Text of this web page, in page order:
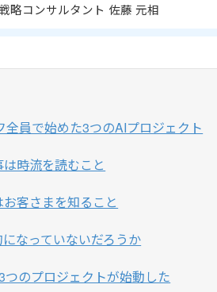
略コンサルタント 佐藤 元相
全員で始めた3つのAIプロジェクト
時流を読むこと
客さまを知ること
なっていないだろうか
つのプロジェクトが始動した